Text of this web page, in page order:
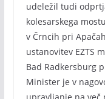
udeležil tudi
kolesarskega
v Črncih pri
ustanovitev EZTS
Bad Radkersburg
Minister je v